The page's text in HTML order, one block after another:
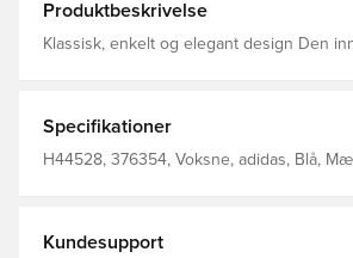
Produktbeskrivelse
Klassisk, enkelt og elegant design Den
genanvendt polyester interlock
Specifikationer
H44528, 376354, Voksne, adidas, Blå,
Kundesupport